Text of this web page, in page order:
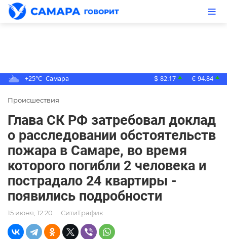
+25°C Самара $ 82.17 ▲ € 94.84 ▲
Происшествия
Глава СК РФ затребовал доклад
о расследовании обстоятельств
пожара в Самаре, во время
которого погибли 2 человека и
пострадало 24 квартиры -
появились подробности
15 июня, 12:20 СитиТрафик